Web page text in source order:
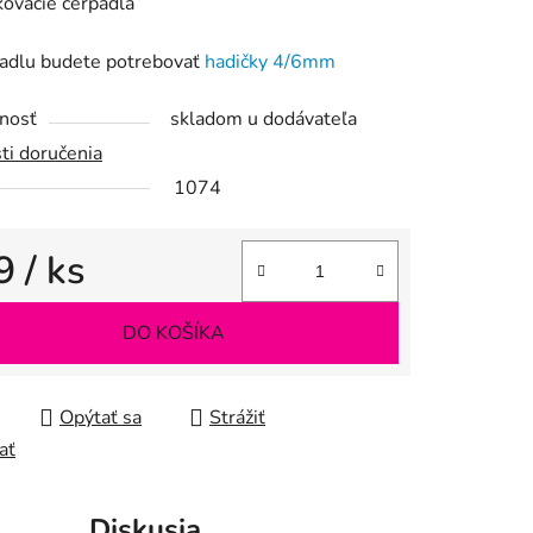
budete potrebovať hadičky 4/6mm
skladom u dodávateľa
doručenia
1074
/ ks
cena:
DO KOŠÍKA
Opýtať sa
Strážiť